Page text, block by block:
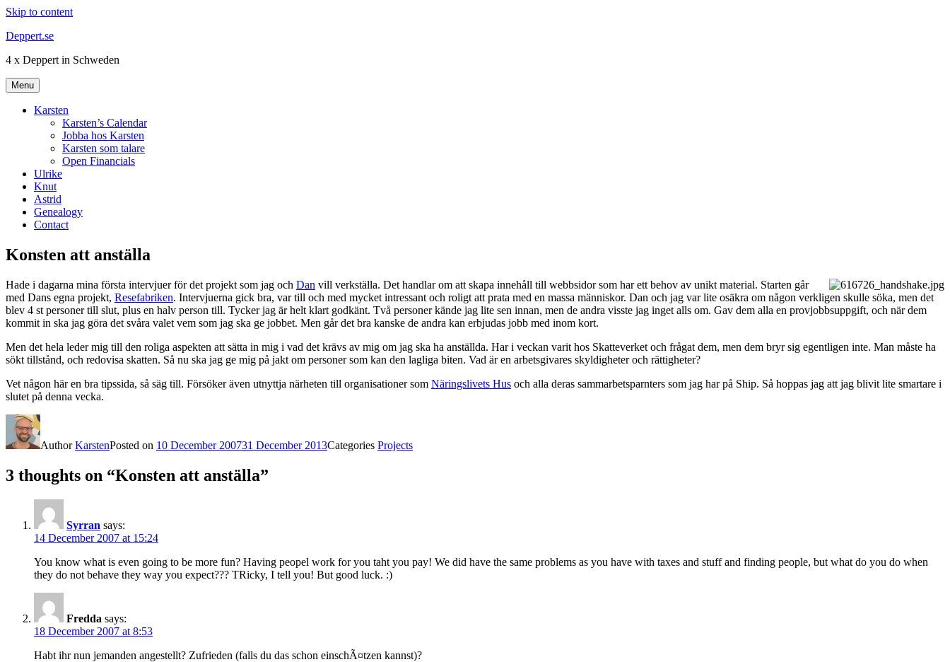
Skip to content
Deppert.se
4 x Deppert in Schweden
Menu
Karsten
Karsten’s Calendar
Jobba hos Karsten
Karsten som talare
Open Financials
Ulrike
Knut
Astrid
Genealogy
Contact
Konsten att anställa
Hade i dagarna mina första intervjuer för det projekt som jag och Dan vill verkställa. Det handlar om att skapa innehåll till webbsidor som har ett behov av unikt material. Starten går
med Dans egna projekt, Resefabriken. Intervjuerna gick bra, var till och med mycket intressant och roligt att prata med en massa människor. Dan och jag var lite osäkra om någon verkligen skulle söka, men det
blev 4 st personer till slut, plus en halv person till. Tycker jag är helt klart godkänt. Två personer kände jag lite sen innan, men de andra visste jag inget alls om. Gav dem alla en provjobbsuppgift, och när dem
kommit in ska jag göra det svåra valet vem som jag ska ge jobbet. Men går det bra kanske de andra kan erbjudas jobb med inom kort.
Men det hela leder mig till den roliga aspekten att sätta in mig i vad det krävs av mig om jag ska ha anställda. Har i veckan varit hos Skatteverket och frågat dem, men dem bryr sig egentligen inte. Man måste ha
sökt tillstånd, och redovisa skatten. Så nu ska jag ge mig på jakt om personer som kan den lagliga biten. Vad är en arbetsgivares skyldigheter och rättigheter?
Vet någon här en bra tipssida, så säg till. Försöker även utnyttja närheten till organisationer som Näringslivets Hus och alla deras sammarbetsparnters som jag har på Ship. Så hoppas jag att jag blivit lite smartare i
slutet på denna vecka.
AuthorKarstenPosted on 10 December 200731 December 2013Categories Projects
3 thoughts on “Konsten att anställa”
Syrran says:
14 December 2007 at 15:24
You know what is even going to be more fun? Having peopel work for you taht you pay! We did have the same problems as you have with taxes and stuff and finding people, but what do you do when
they do not behave they way you expect??? TRicky, I tell you! But good luck. :)
Fredda says:
18 December 2007 at 8:53
Habt ihr nun jemanden angestellt? Zufrieden (falls du das schon einschÃ¤tzen kannst)?